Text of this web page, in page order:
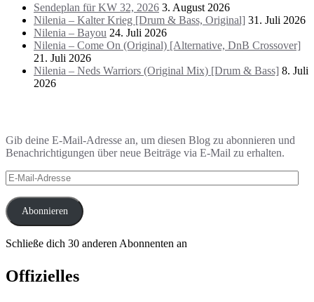
Sendeplan für KW 32, 2026 3. August 2026
Nilenia – Kalter Krieg [Drum & Bass, Original] 31. Juli 2026
Nilenia – Bayou 24. Juli 2026
Nilenia – Come On (Original) [Alternative, DnB Crossover]
21. Juli 2026
Nilenia – Neds Warriors (Original Mix) [Drum & Bass] 8. Juli
2026
Gib deine E-Mail-Adresse an, um diesen Blog zu abonnieren und
Benachrichtigungen über neue Beiträge via E-Mail zu erhalten.
E-
Mail-
Adresse
Abonnieren
Schließe dich 30 anderen Abonnenten an
Offizielles